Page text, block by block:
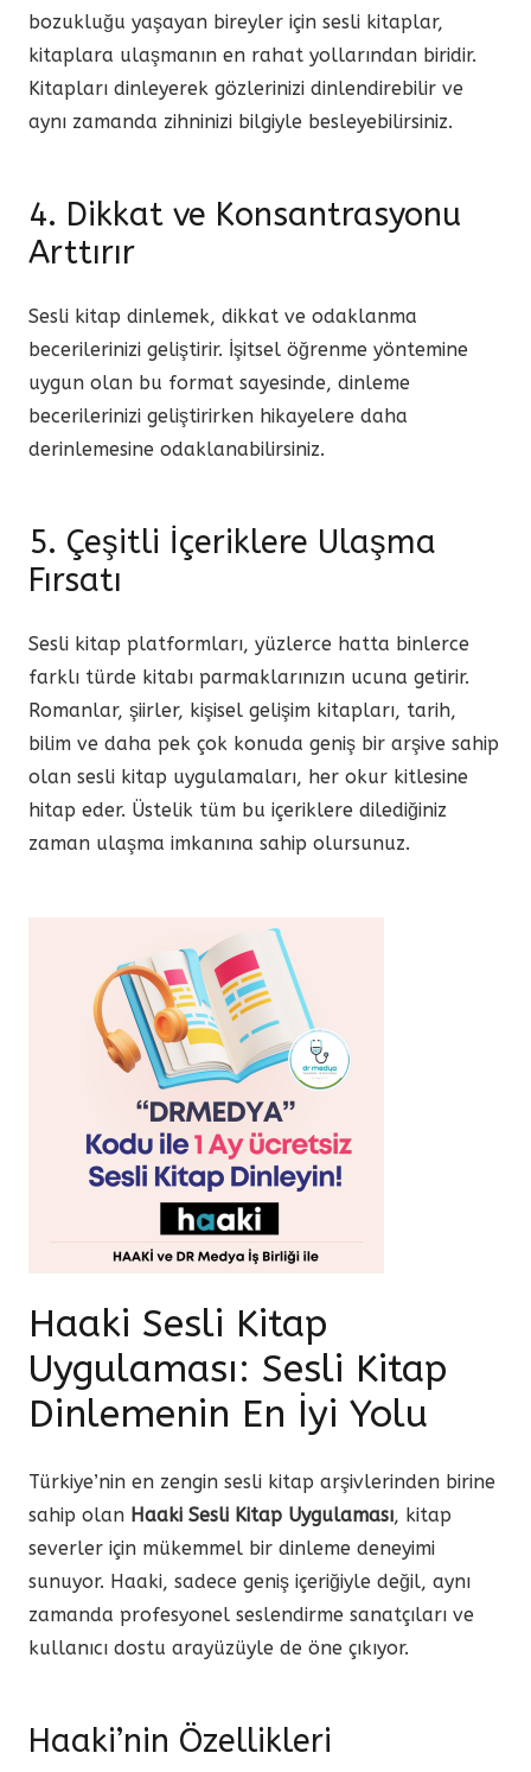
bozukluğu yaşayan bireyler için sesli kitaplar,
kitaplara ulaşmanın en rahat yollarından biridir.
Kitapları dinleyerek gözlerinizi dinlendirebilir ve
aynı zamanda zihninizi bilgiyle besleyebilirsiniz.
4. Dikkat ve Konsantrasyonu
Arttırır
Sesli kitap dinlemek, dikkat ve odaklanma
becerilerinizi geliştirir. İşitsel öğrenme yöntemine
uygun olan bu format sayesinde, dinleme
becerilerinizi geliştirirken hikayelere daha
derinlemesine odaklanabilirsiniz.
5. Çeşitli İçeriklere Ulaşma
Fırsatı
Sesli kitap platformları, yüzlerce hatta binlerce
farklı türde kitabı parmaklarınızın ucuna getirir.
Romanlar, şiirler, kişisel gelişim kitapları, tarih,
bilim ve daha pek çok konuda geniş bir arşive sahip
olan sesli kitap uygulamaları, her okur kitlesine
hitap eder. Üstelik tüm bu içeriklere dilediğiniz
zaman ulaşma imkanına sahip olursunuz.
Haaki Sesli Kitap
Uygulaması: Sesli Kitap
Dinlemenin En İyi Yolu
Türkiye’nin en zengin sesli kitap arşivlerinden birine
sahip olan Haaki Sesli Kitap Uygulaması, kitap
severler için mükemmel bir dinleme deneyimi
sunuyor. Haaki, sadece geniş içeriğiyle değil, aynı
zamanda profesyonel seslendirme sanatçıları ve
kullanıcı dostu arayüzüyle de öne çıkıyor.
Haaki’nin Özellikleri